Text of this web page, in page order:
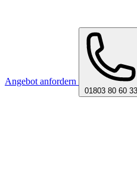
Angebot anfordern
01803 80 60 33